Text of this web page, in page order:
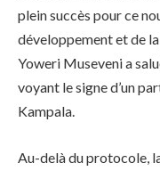
plein succès pour ce
développement et de
Yoweri Museveni a
voyant le signe d’un
Kampala.
Au-delà du protocole,